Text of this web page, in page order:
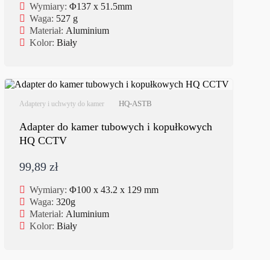
Wymiary: Φ137 x 51.5mm
Waga: 527 g
Materiał: Aluminium
Kolor: Biały
Adaptery i uchwyty do kamer HQ-ASTB
Adapter do kamer tubowych i kopułkowych
HQ CCTV
99,89 zł
Wymiary: Φ100 x 43.2 x 129 mm
Waga: 320g
Materiał: Aluminium
Kolor: Biały